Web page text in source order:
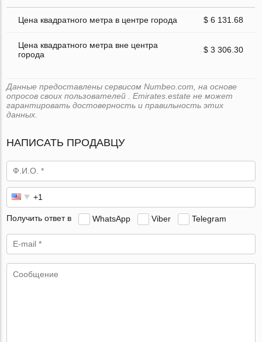
Цена квадратного метра в центре города $ 6 131.68
Цена квадратного метра вне центра
города
$ 3 306.30
Данные предоставлены сервисом Numbeo.com, на основе
опросов своих пользователей . Emirates.estate не может
гарантировать достоверность и правильность этих
данных.
НАПИСАТЬ ПРОДАВЦУ
Получить ответ в WhatsApp Viber Telegram